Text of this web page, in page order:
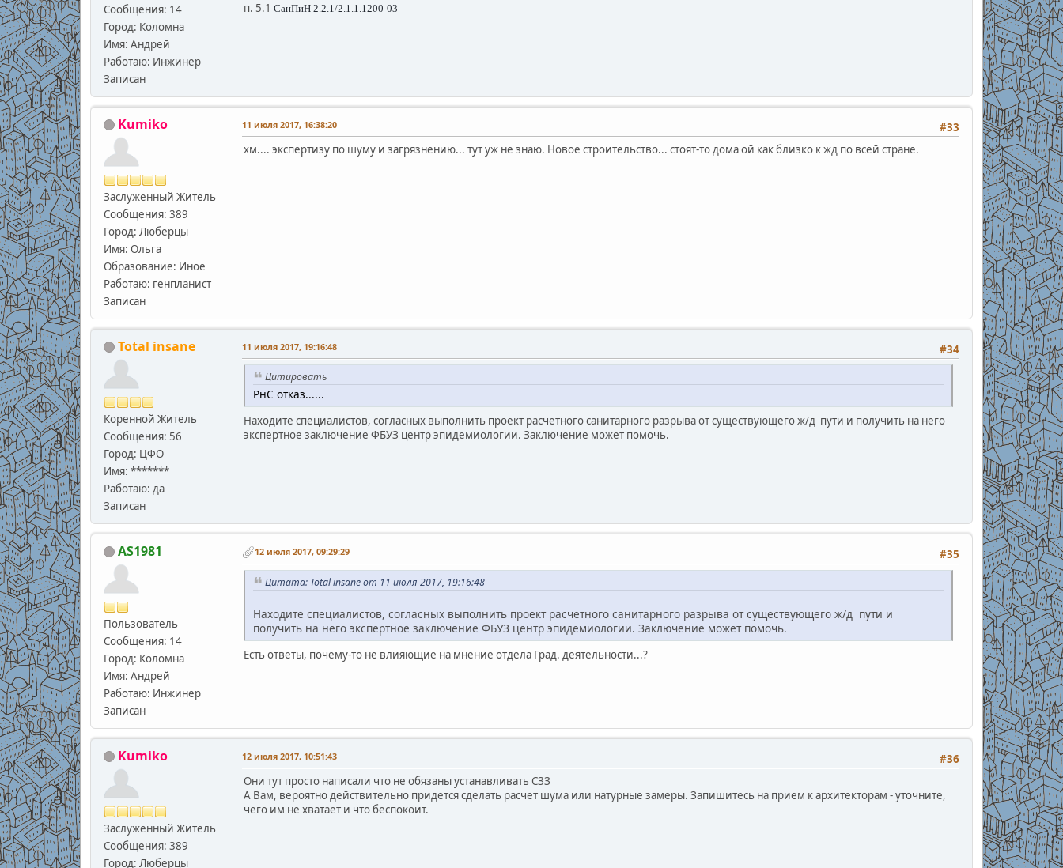
Сообщения: 14
Город: Коломна
Имя: Андрей
Работаю: Инжинер
Записан
п. 5.1 СанПиН 2.2.1/2.1.1.1200-03
Kumiko
Заслуженный Житель
Сообщения: 389
Город: Люберцы
Имя: Ольга
Образование: Иное
Работаю: генпланист
Записан
#33
11 июля 2017, 16:38:20
хм.... экспертизу по шуму и загрязнению... тут уж не знаю. Новое строительство... стоят-то дома ой как близко к жд по всей стране.
Total insane
Коренной Житель
Сообщения: 56
Город: ЦФО
Имя: *******
Работаю: да
Записан
#34
11 июля 2017, 19:16:48
Цитировать
РнС отказ......
Находите специалистов, согласных выполнить проект расчетного санитарного разрыва от существующего ж/д пути и получить на него
экспертное заключение ФБУЗ центр эпидемиологии. Заключение может помочь.
AS1981
Пользователь
Сообщения: 14
Город: Коломна
Имя: Андрей
Работаю: Инжинер
Записан
#35
12 июля 2017, 09:29:29
Цитата: Total insane от 11 июля 2017, 19:16:48
Находите специалистов, согласных выполнить проект расчетного санитарного разрыва от существующего ж/д пути и
получить на него экспертное заключение ФБУЗ центр эпидемиологии. Заключение может помочь.
Есть ответы, почему-то не влияющие на мнение отдела Град. деятельности...?
Kumiko
Заслуженный Житель
Сообщения: 389
Город: Люберцы
#36
12 июля 2017, 10:51:43
Они тут просто написали что не обязаны устанавливать СЗЗ
А Вам, вероятно действительно придется сделать расчет шума или натурные замеры. Запишитесь на прием к архитекторам - уточните,
чего им не хватает и что беспокоит.